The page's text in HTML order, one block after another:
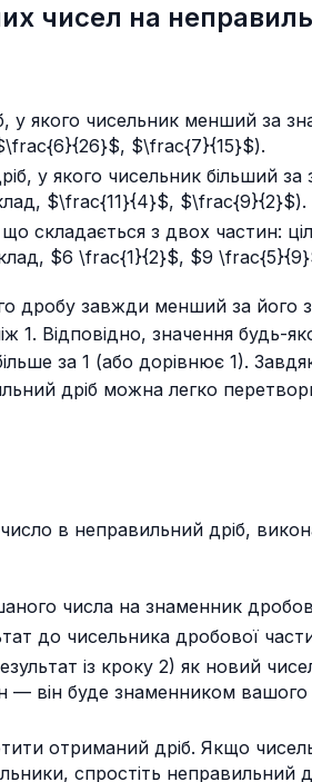
чисел на
у якого чисельник менший за
$\frac{7}{15}$).
у якого чисельник більший за
$\frac{11}{4}$, $\frac{9}{2}$).
складається з двох частин:
$6 \frac{1}{2}$, $9
дробу завжди менший за його
1. Відповідно, значення будь-
за 1 (або дорівнює 1).
дріб можна легко
в неправильний дріб,
числа на знаменник
до чисельника дробової
із кроку 2) як новий
— він буде знаменником вашого
отриманий дріб. Якщо
спростіть неправильний